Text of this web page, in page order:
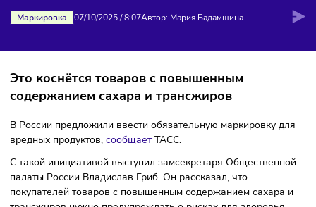
ВРЕДНЫЕ ПРОДУКТЫ БУДУТ
МАРКИРОВАТЬ
Маркировка 07/10/2025/8:07Автор: Мария Бадамшина
Это коснётся товаров с повышенным
содержанием сахара и трансжиров
В России предложили ввести обязательную маркировку
вредных продуктов, сообщаетТАСС.